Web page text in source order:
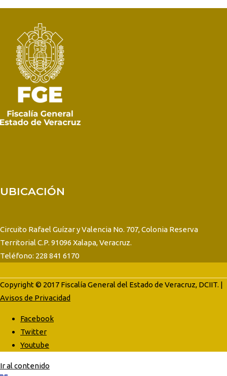
UBICACIÓN
Circuito Rafael Guízar y Valencia No. 707, Colonia Reserva
Territorial C.P. 91096 Xalapa, Veracruz.
Teléfono: 228 841 6170
Copyright © 2017 Fiscalía General del Estado de Veracruz, DCIIT. |
Avisos de Privacidad
Facebook
Twitter
Youtube
Ir al contenido